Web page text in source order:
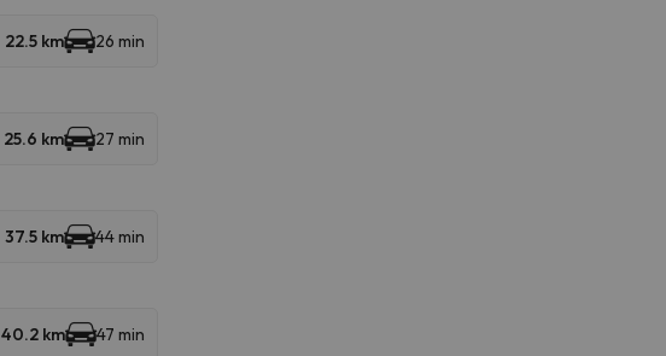
22.5 km 26 min
25.6 km 27 min
37.5 km 44 min
40.2 km 47 min